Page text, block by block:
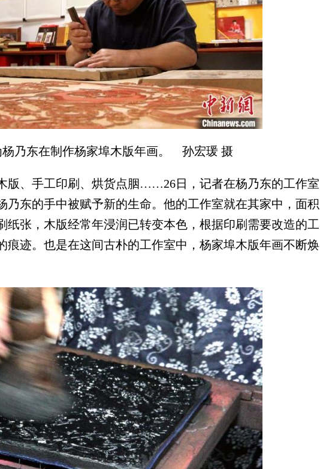
杨乃东在制作杨家埠木版年画。 孙宏瑗 摄
、手工印刷、烘货点胭……26日，记者在杨乃东的工作室
乃东的手中被赋予新的生命。他的工作室就在其家中，面积
纸张，木版经常年浸润已转变本色，根据印刷需要改造的工
痕迹。也是在这间古朴的工作室中，杨家埠木版年画不断焕